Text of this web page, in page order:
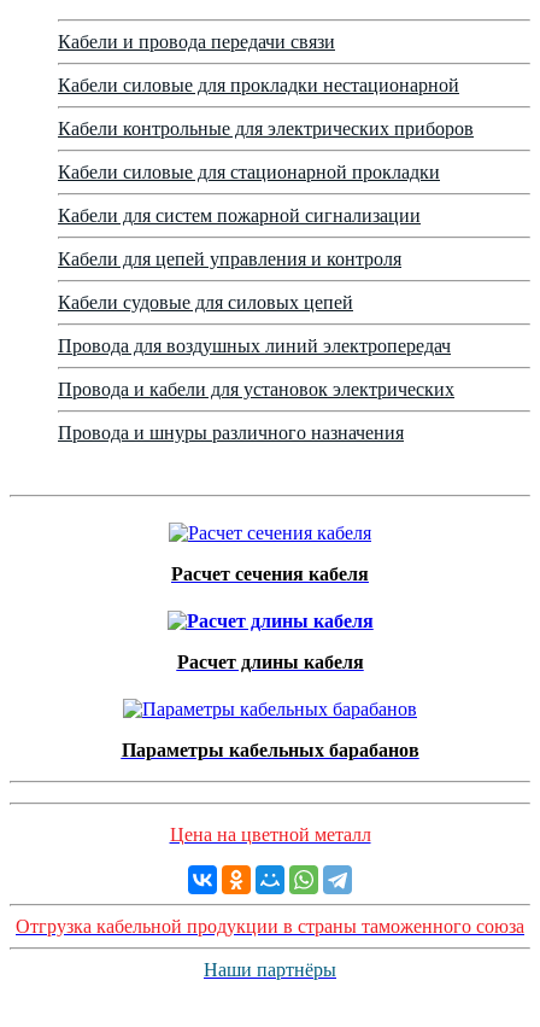
Кабели и провода передачи связи
Кабели силовые для прокладки нестационарной
Кабели контрольные для электрических приборов
Кабели силовые для стационарной прокладки
Кабели для систем пожарной сигнализации
Кабели для цепей управления и контроля
Кабели судовые для силовых цепей
Провода для воздушных линий электропередач
Провода и кабели для установок электрических
Провода и шнуры различного назначения
Расчет сечения кабеля
Расчет длины кабеля
Параметры кабельных барабанов
Цена на цветной металл
Отгрузка кабельной продукции в страны таможенного союза
Наши партнёры